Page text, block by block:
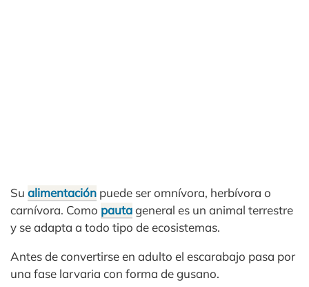
Su alimentación puede ser omnívora, herbívora o
carnívora. Como pautageneral es un animal terrestre
y se adapta a todo tipo de ecosistemas.
Antes de convertirse en adulto el escarabajo pasa por
una fase larvaria con forma de gusano.